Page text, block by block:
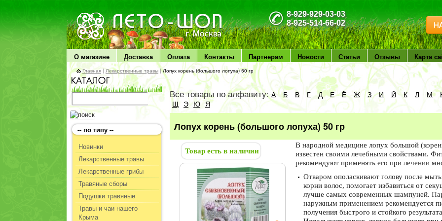
ЛЕТО чудо здоровья
8-929-929-03-03
8-925-514-66-02
О магазине Доставка Оплата Контакты Партнерам Новости Статьи Отзывы Карта
Главная |Лекарственные травы |Лопух корень (большого лопуха) 50 гр
-- по типу --
Новинки
Лекарственные травы
Лекарственные грибы
Травяные сборы
Подушки травяные
Травы и чаи нашего
Крыма
Все товары по алфавиту:А Б В Г Д Е Ё Ж З И Й К Л М
Щ Э Ю Я
Лопух корень (большого лопуха) 50 гр
Товар есть в наличии
В народной медицине лопух большой
известен своими лечебными свойствами.
рекомендуют применять его при лечении
Отваром ополаскивают голову после
корни волос, помогает избавиться от
лучше самых современных шампуней.
наружным применением рекомендуется
получения быстрого и стойкого